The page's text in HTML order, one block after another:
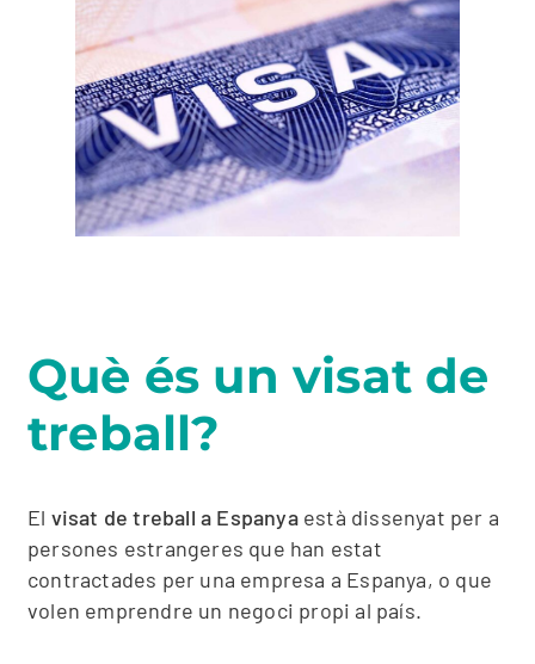
Què és un visat de
treball?
El visat de treball a Espanyaestà dissenyat per a
persones estrangeres que han estat
contractades per una empresa a Espanya, o que
volen emprendre un negoci propi al país.